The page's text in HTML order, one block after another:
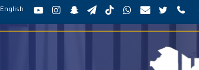
يوتيوب
انستقرام سناب
تشات
تيلقرامTikTokواتساب mail تويتر
عربي
phone
English